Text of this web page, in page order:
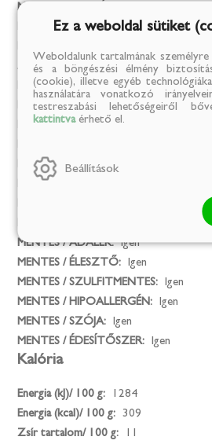
MENTES / LAKTÓZ:
MENTES / TARTÓSÍTÓSZER: Igen
Az összes allergéntől mentes termék:
MENTES / GMO: Igen
MENTES / ALKOHOLMENTES: Igen
MENTES / PÁLMAOLAJ:
MENTES / HOZZÁADOTT CUKOR:
MENTES / SÓ:
MENTES / ADALÉK: Igen
MENTES / ÉLESZTŐ:
Igen
MENTES / SZULFITMENTES:
Igen
MENTES / HIPOALLERGÉN:
Igen
MENTES / SZÓJA:
Igen
MENTES / ÉDESÍTŐSZER:
Igen
Kalória
Energia (kJ)/ 100 g:
1284
Energia (kcal)/ 100 g:
309
Zsír tartalom/ 100 g:
Ez a weboldal sütiket
Weboldalunk tartalmának
és a böngészési élmény
(cookie), illetve egyéb
használatára vonatkozó
testreszabási lehetőségeiről
kattintvaérhető el.
Beállítások